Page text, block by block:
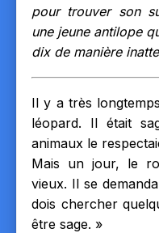
pour trouver son
une jeune antilope
dix de manière
Il y a très
léopard. Il était
animaux le
Mais un jour, le
vieux. Il se
dois chercher
être sage. »